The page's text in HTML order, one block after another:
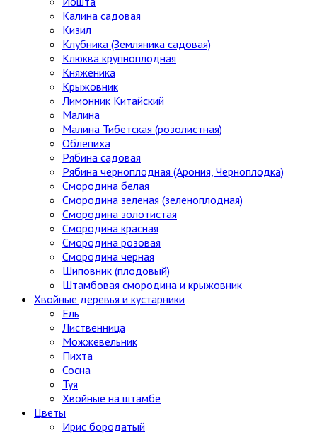
Калина садовая
Кизил
Клубника (Земляника садовая)
Клюква крупноплодная
Княженика
Крыжовник
Лимонник Китайский
Малина
Малина Тибетская (розолистная)
Облепиха
Рябина садовая
Рябина черноплодная (Арония, Черноплодка)
Смородина белая
Смородина зеленая (зеленоплодная)
Смородина золотистая
Смородина красная
Смородина розовая
Смородина черная
Шиповник (плодовый)
Штамбовая смородина и крыжовник
Хвойные деревья и кустарники
Ель
Лиственница
Можжевельник
Пихта
Сосна
Туя
Хвойные на штамбе
Цветы
Ирис бородатый